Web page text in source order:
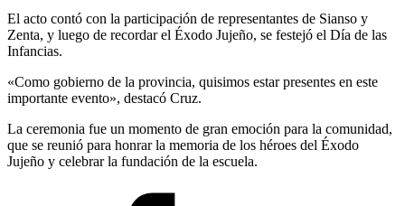
El acto contó con la participación de representantes de Sianso y
Zenta, y luego de recordar el Éxodo Jujeño, se festejó el Día de las
Infancias.
«Como gobierno de la provincia, quisimos estar presentes en este
importante evento», destacó Cruz.
La ceremonia fue un momento de gran emoción para la comunidad,
que se reunió para honrar la memoria de los héroes del Éxodo
Jujeño y celebrar la fundación de la escuela.